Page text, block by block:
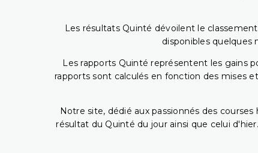
Les résultats Quinté dévoilent le
disponibles quelques
Les rapports Quinté représentent les gains
rapports sont calculés en fonction des mises
Notre site, dédié aux passionnés des
résultat du Quinté du jour ainsi que celui